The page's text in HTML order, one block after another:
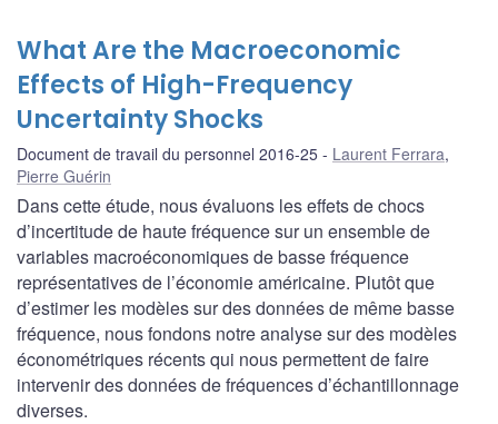
What Are the Macroeconomic
Effects of High-Frequency
Uncertainty Shocks
Document de travail du personnel 2016-25 Laurent Ferrara,
Pierre Guérin
Dans cette étude, nous évaluons les effets de chocs
d’incertitude de haute fréquence sur un ensemble de
variables macroéconomiques de basse fréquence
représentatives de l’économie américaine. Plutôt que
d’estimer les modèles sur des données de même basse
fréquence, nous fondons notre analyse sur des modèles
économétriques récents qui nous permettent de faire
intervenir des données de fréquences d’échantillonnage
diverses.